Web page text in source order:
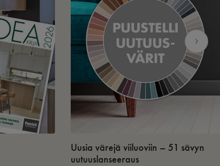
Uusia värejä viiluoviin – 51 sävyn
uutuuslanseeraus